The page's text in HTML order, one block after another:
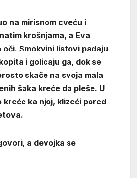
na mirisnom cveću i
krošnjama, a Eva
Smokvini listovi padaju
i golicaju ga, dok se
skače na svoja mala
šaka kreće da pleše. U
kreće ka njoj, klizeći pored
a devojka se